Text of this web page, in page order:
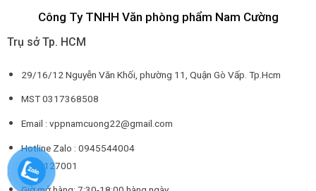
Công Ty TNHH Văn phòng phẩm Nam Cường
Trụ sở Tp. HCM
29/16/12 Nguyễn Văn Khối, phường 11, Quận Gò Vấp. Tp.Hcm
MST 0317368508
Email : vppnamcuong22@gmail.com
Hotline Zalo : 0945544004
0932127001